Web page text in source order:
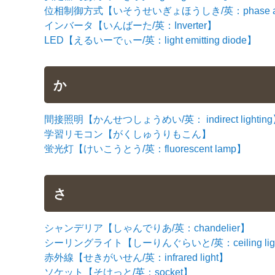
位相制御方式【いそうせいぎょほうしき/英：phase
インバータ【いんばーた/英：Inverter】
LED【えるいーでぃー/英：light emitting diode】
か
間接照明【かんせつしょうめい/英： indirect lighting
学習リモコン【がくしゅうりもこん】
蛍光灯【けいこうとう/英：fluorescent lamp】
さ
シャンデリア【しゃんでりあ/英：chandelier】
シーリングライト【しーりんぐらいと/英：ceiling
赤外線【せきがいせん/英：infrared light】
ソケット【そけっと/英：socket】